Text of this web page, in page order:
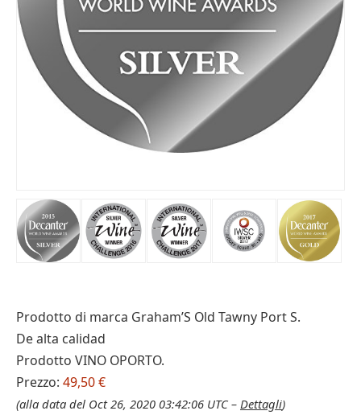
Prodotto di marca Graham’S Old Tawny Port S.
De alta calidad
Prodotto VINO OPORTO.
Prezzo: 49,50 €
(alla data del Oct 26, 2020 03:42:06 UTC – Dettagli)